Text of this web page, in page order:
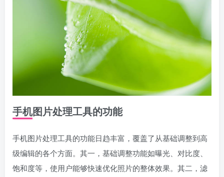
手机图片处理工具的功能
手机图片处理工具的功能日趋丰富，覆盖了从基础调整到高
级编辑的各个方面。其一，基础调整功能如曝光、对比度、
饱和度等，使用户能够快速优化照片的整体效果。其二，滤